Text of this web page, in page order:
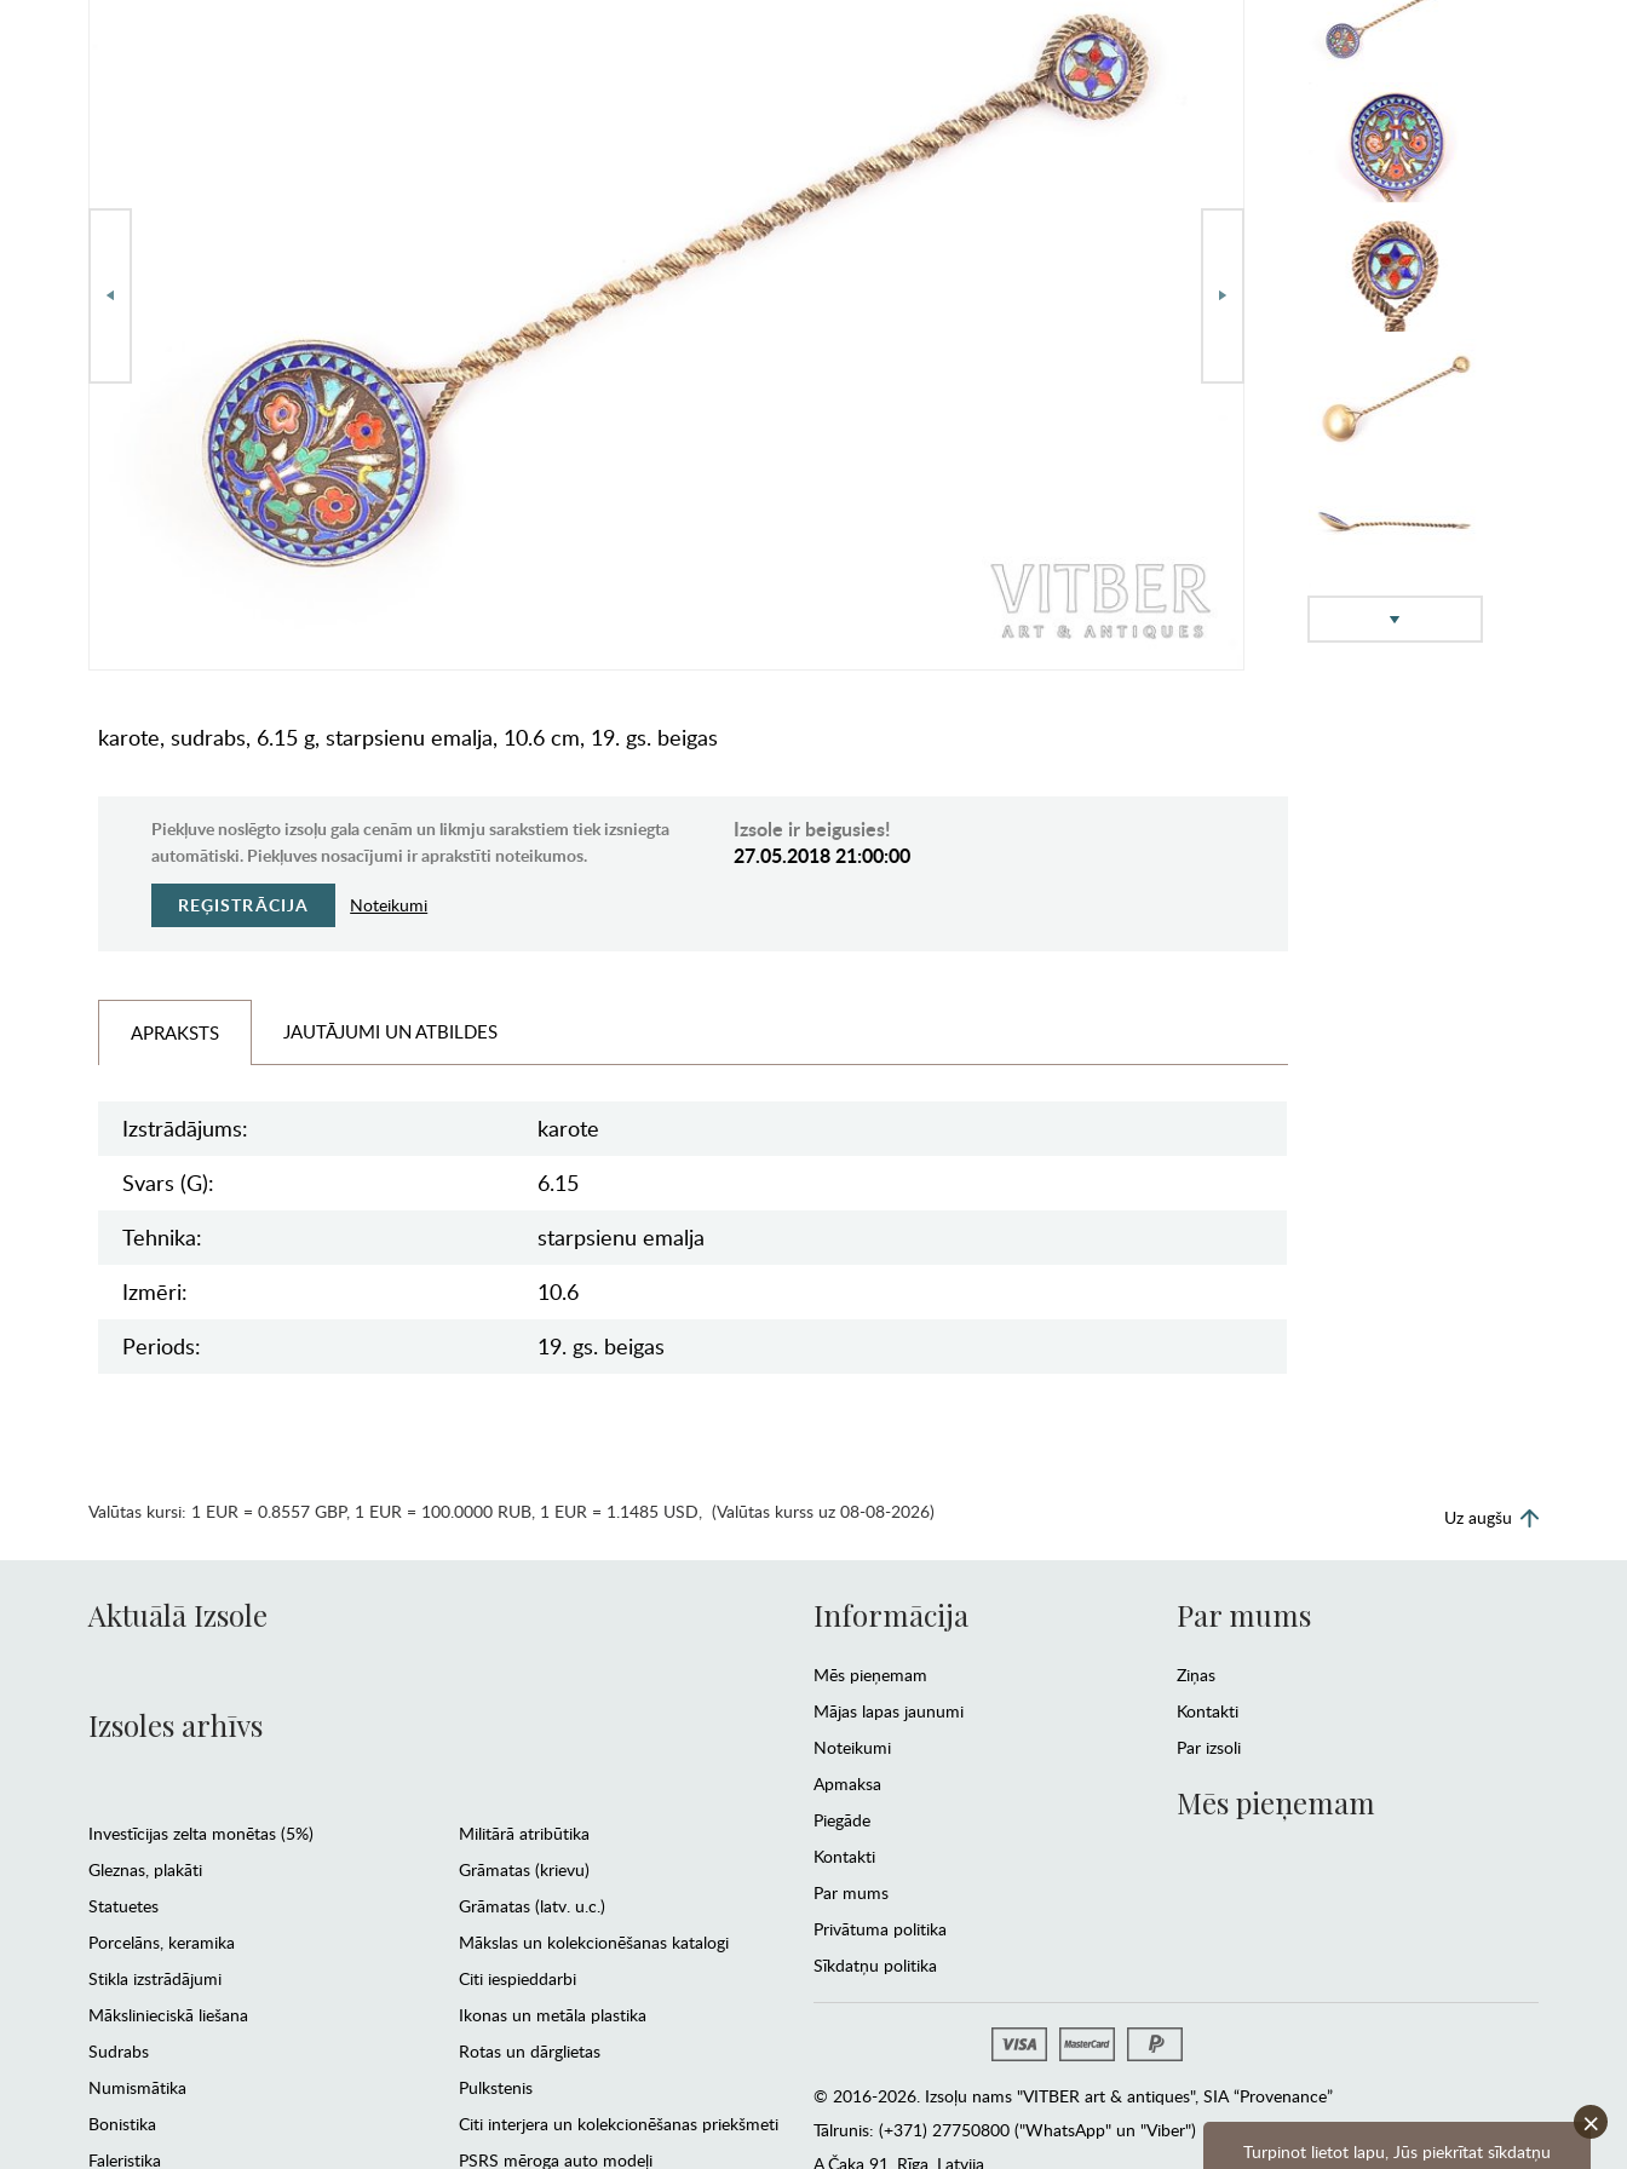
karote, sudrabs, 6.15 g, starpsienu emalja, 10.6 cm, 19. gs. beigas
Piekļuve noslēgto izsoļu gala cenām un likmju sarakstiem tiek izsniegta
automātiski. Piekļuves nosacījumi ir aprakstīti noteikumos.
REĢISTRĀCIJA Noteikumi
Izsole ir beigusies!
27.05.2018 21:00:00
APRAKSTS JAUTĀJUMI UN ATBILDES
Izstrādājums:
karote
Svars (g):
6.15
Tehnika:
starpsienu emalja
Izmēri:
10.6
Periods:
19. gs. beigas
Turpinot lietot lapu, Jūs piekrītat sīkdatņu
×
Valūtas kursi: 1 EUR = 0.8557 GBP, 1 EUR = 100.0000 RUB, 1 EUR = 1.1485 USD, (Valūtas kurss uz 08-08-2026) Uz augšu
Aktuālā Izsole
Izsoles arhīvs
Investīcijas zelta monētas (5%)
Gleznas, plakāti
Statuetes
Porcelāns, keramika
Stikla izstrādājumi
Mākslinieciskā liešana
Sudrabs
Numismātika
Bonistika
Faleristika
Militārā atribūtika
Grāmatas (krievu)
Grāmatas (latv. u.c.)
Mākslas un kolekcionēšanas katalogi
Citi iespieddarbi
Ikonas un metāla plastika
Rotas un dārglietas
Pulkstenis
Citi interjera un kolekcionēšanas priekšmeti
PSRS mēroga auto modeļi
Informācija
Mēs pieņemam
Mājas lapas jaunumi
Noteikumi
Apmaksa
Piegāde
Kontakti
Par mums
Privātuma politika
Sīkdatņu politika
Par mums
Ziņas
Kontakti
Par izsoli
Mēs pieņemam
© 2016-2026. Izsoļu nams "VITBER art & antiques", SIA “Provenance”
Tālrunis: (+371) 27750800 ("WhatsApp" un "Viber")
А.Čaka 91, Rīga, Latvija